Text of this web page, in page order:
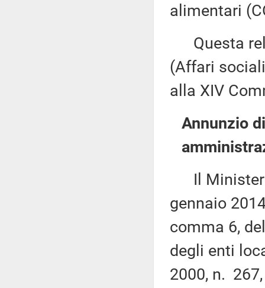
alimentari
Questa
(Affari
alla XIV
Annunzio
Il
gennaio
comma 6,
degli enti
2000, n.